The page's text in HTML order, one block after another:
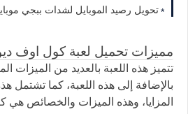
تحويل رصيد الموبايل لشدات ببجي
مميزات تحميل لعبة كول اوف
تتميز هذه اللعبة بالعديد من الميزات
بالإضافة إلى هذه اللعبة، كما تشتمل
المزايا، وهذه الميزات والخصائص هي